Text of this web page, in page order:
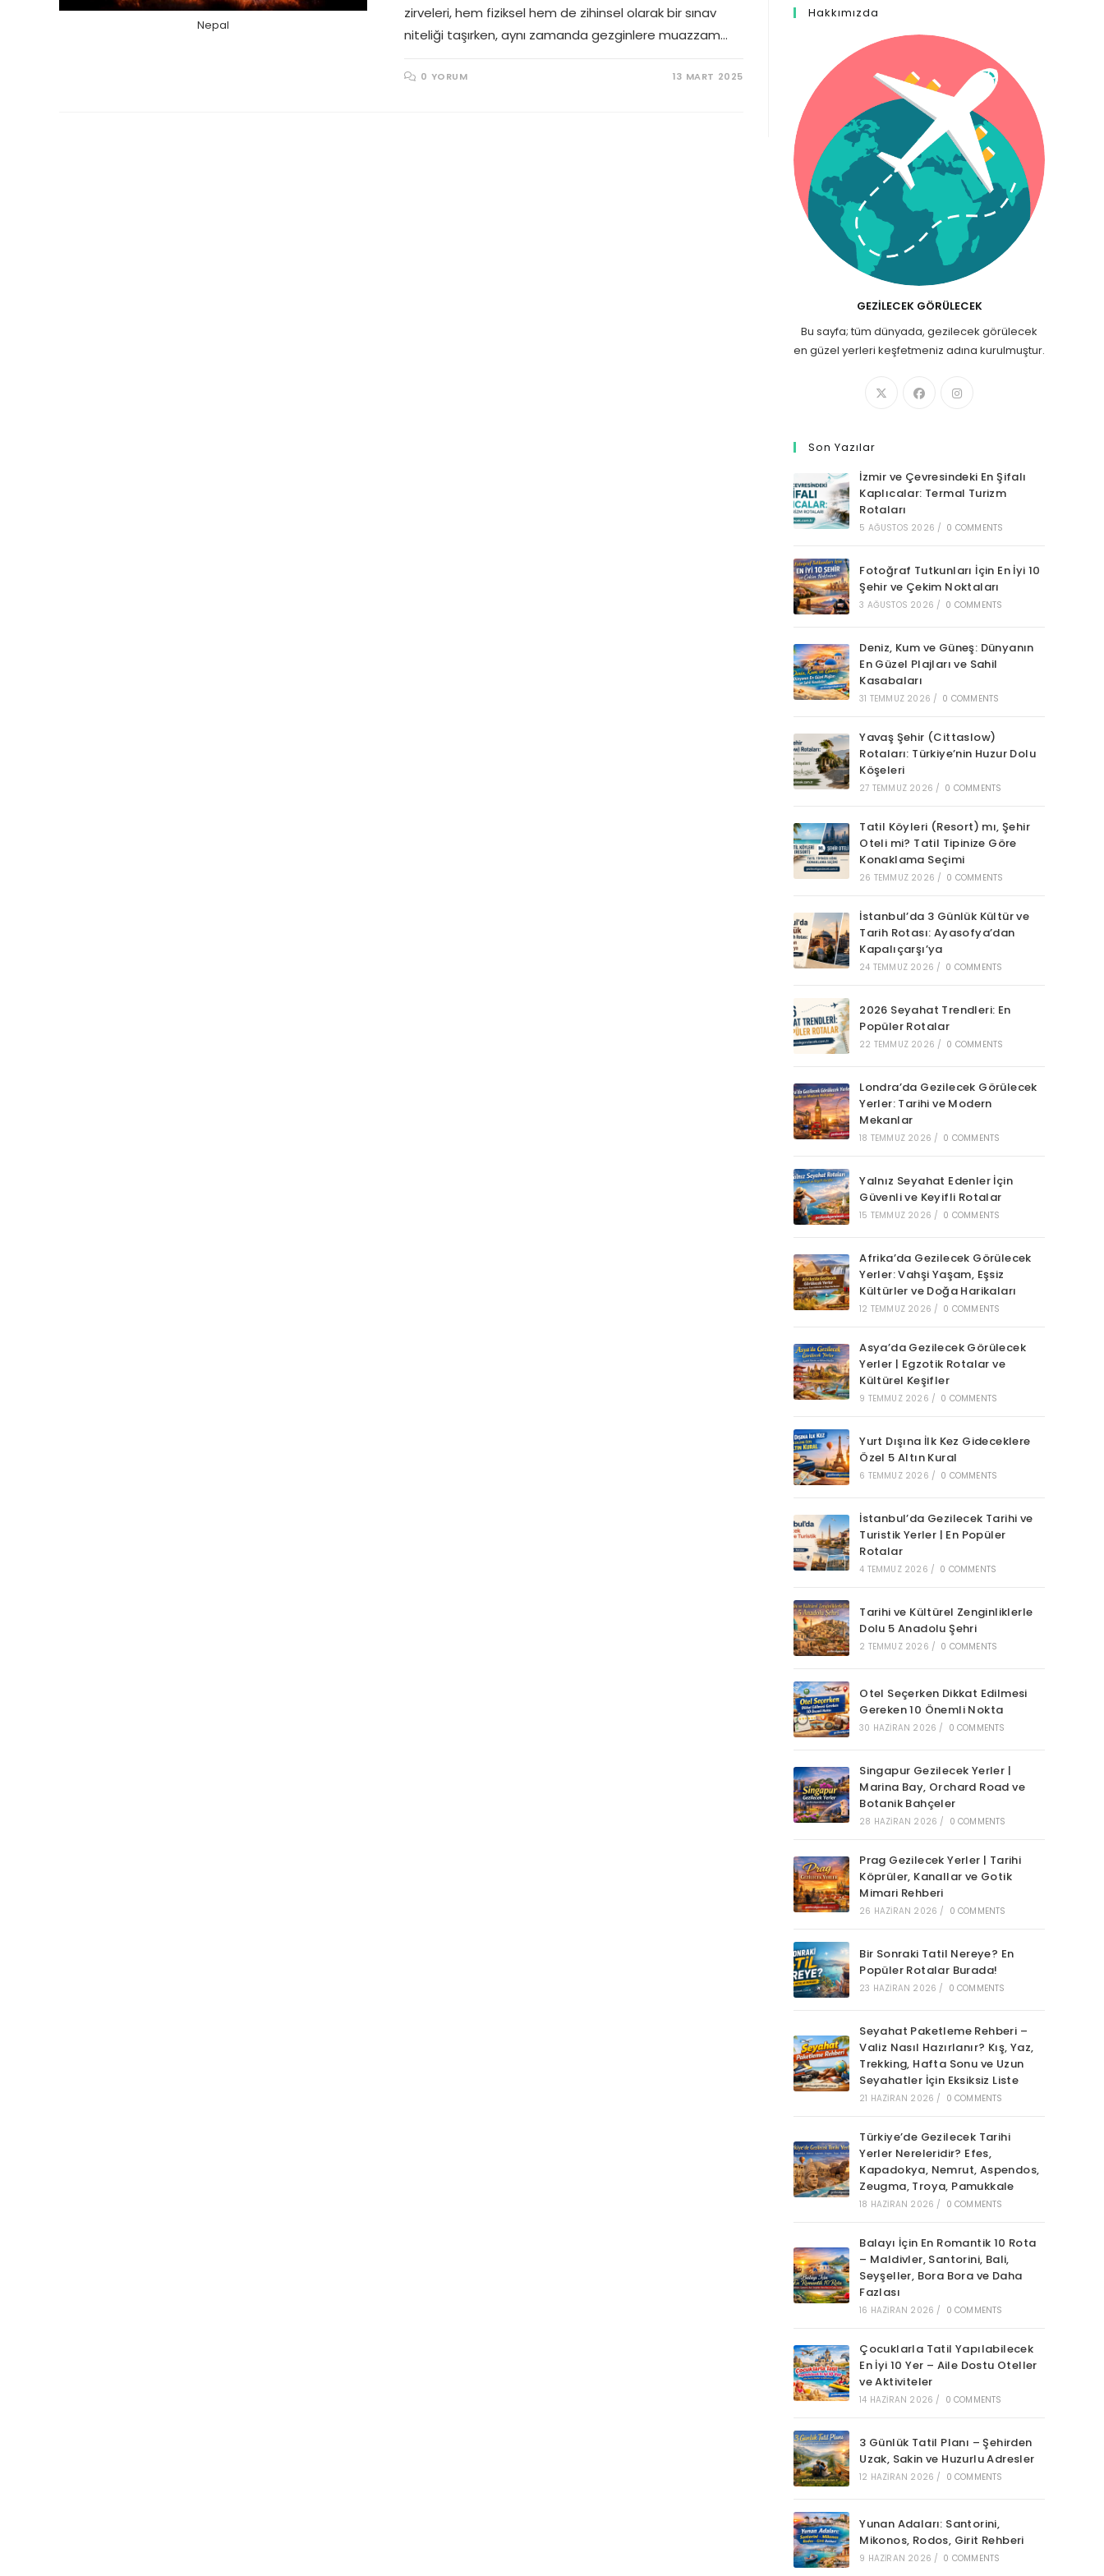
Nepal
zirveleri, hem fiziksel hem de zihinsel olarak bir sınav
niteliği taşırken, aynı zamanda gezginlere muazzam…
0 YORUM 13 MART 2025
Hakkımızda
GEZILECEK GÖRÜLECEK
Bu sayfa; tüm dünyada, gezilecek görülecek
en güzel yerleri keşfetmeniz adına kurulmuştur.
Son Yazılar
İzmir ve Çevresindeki En Şifalı
Kaplıcalar: Termal Turizm
Rotaları
5 AĞUSTOS 2026 / 0 COMMENTS
Fotoğraf Tutkunları İçin En İyi 10
Şehir ve Çekim Noktaları
3 AĞUSTOS 2026 / 0 COMMENTS
Deniz, Kum ve Güneş: Dünyanın
En Güzel Plajları ve Sahil
Kasabaları
31 TEMMUZ 2026 / 0 COMMENTS
Yavaş Şehir (Cittaslow)
Rotaları: Türkiye’nin Huzur Dolu
Köşeleri
27 TEMMUZ 2026 / 0 COMMENTS
Tatil Köyleri (Resort) mı, Şehir
Oteli mi? Tatil Tipinize Göre
Konaklama Seçimi
26 TEMMUZ 2026 / 0 COMMENTS
İstanbul’da 3 Günlük Kültür ve
Tarih Rotası: Ayasofya’dan
Kapalıçarşı’ya
24 TEMMUZ 2026 / 0 COMMENTS
2026 Seyahat Trendleri: En
Popüler Rotalar
22 TEMMUZ 2026 / 0 COMMENTS
Londra’da Gezilecek Görülecek
Yerler: Tarihi ve Modern
Mekanlar
18 TEMMUZ 2026 / 0 COMMENTS
Yalnız Seyahat Edenler İçin
Güvenli ve Keyifli Rotalar
15 TEMMUZ 2026 / 0 COMMENTS
Afrika’da Gezilecek Görülecek
Yerler: Vahşi Yaşam, Eşsiz
Kültürler ve Doğa Harikaları
12 TEMMUZ 2026 / 0 COMMENTS
Asya’da Gezilecek Görülecek
Yerler | Egzotik Rotalar ve
Kültürel Keşifler
9 TEMMUZ 2026 / 0 COMMENTS
Yurt Dışına İlk Kez Gideceklere
Özel 5 Altın Kural
6 TEMMUZ 2026 / 0 COMMENTS
İstanbul’da Gezilecek Tarihi ve
Turistik Yerler | En Popüler
Rotalar
4 TEMMUZ 2026 / 0 COMMENTS
Tarihi ve Kültürel Zenginliklerle
Dolu 5 Anadolu Şehri
2 TEMMUZ 2026 / 0 COMMENTS
Otel Seçerken Dikkat Edilmesi
Gereken 10 Önemli Nokta
30 HAZIRAN 2026 / 0 COMMENTS
Singapur Gezilecek Yerler |
Marina Bay, Orchard Road ve
Botanik Bahçeler
28 HAZIRAN 2026 / 0 COMMENTS
Prag Gezilecek Yerler | Tarihi
Köprüler, Kanallar ve Gotik
Mimari Rehberi
26 HAZIRAN 2026 / 0 COMMENTS
Bir Sonraki Tatil Nereye? En
Popüler Rotalar Burada!
23 HAZIRAN 2026 / 0 COMMENTS
Seyahat Paketleme Rehberi –
Valiz Nasıl Hazırlanır? Kış, Yaz,
Trekking, Hafta Sonu ve Uzun
Seyahatler İçin Eksiksiz Liste
21 HAZIRAN 2026 / 0 COMMENTS
Türkiye’de Gezilecek Tarihi
Yerler Nereleridir? Efes,
Kapadokya, Nemrut, Aspendos,
Zeugma, Troya, Pamukkale
18 HAZIRAN 2026 / 0 COMMENTS
Balayı İçin En Romantik 10 Rota
– Maldivler, Santorini, Bali,
Seyşeller, Bora Bora ve Daha
Fazlası
16 HAZIRAN 2026 / 0 COMMENTS
Çocuklarla Tatil Yapılabilecek
En İyi 10 Yer – Aile Dostu Oteller
ve Aktiviteler
14 HAZIRAN 2026 / 0 COMMENTS
3 Günlük Tatil Planı – Şehirden
Uzak, Sakin ve Huzurlu Adresler
12 HAZIRAN 2026 / 0 COMMENTS
Yunan Adaları: Santorini,
Mikonos, Rodos, Girit Rehberi
9 HAZIRAN 2026 / 0 COMMENTS